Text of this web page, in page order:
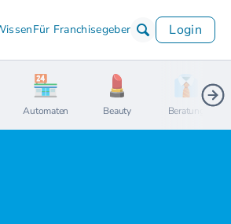
Für Franchisegeber Login
Automaten Beauty Beratung